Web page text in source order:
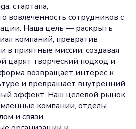
стартапа,
вовлеченность сотрудников с
Наша цель — раскрыть
компаний, превратив
в приятные миссии, создавая
царят творческий подход и
возвращает интерес к
и превращает внутренний
эффект. Наш целевой рынок
компании, отделы
и связи,